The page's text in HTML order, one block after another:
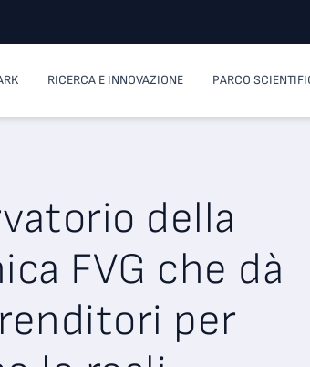
RICERCA E INNOVAZIONE PARCO
della
FVG che dà
per